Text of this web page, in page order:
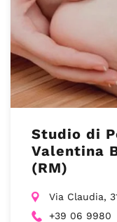
Studio di
Valentina
(RM)
Via Claudia,
+39 06 9980